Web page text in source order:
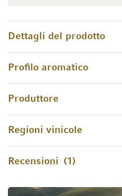
Dettagli del prodotto
Profilo aromatico
Produttore
Regioni vinicole
Recensioni 1